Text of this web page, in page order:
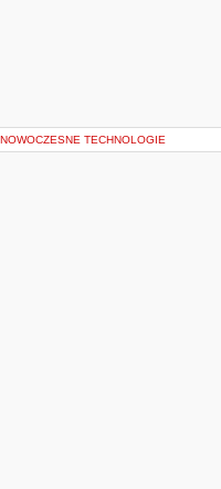
TECHNOLOGIE